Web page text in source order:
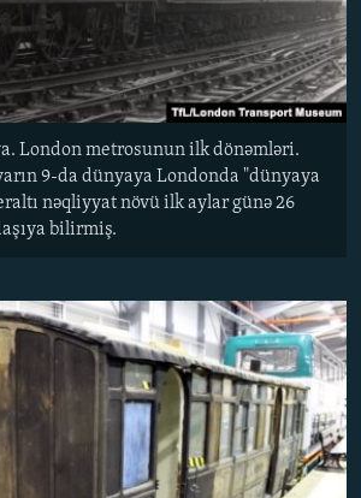
London metrosunun ilk dönəmləri.
9-da dünyaya Londonda "dünyaya
nəqliyyat növü ilk aylar günə 26
bilirmiş.